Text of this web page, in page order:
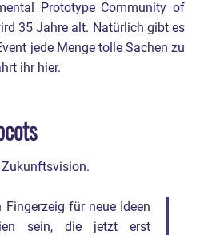
Prototype Community of
35 Jahre alt. Natürlich gibt es
jede Menge tolle Sachen zu
ihr hier.
Zukunftsvision.
sein, die jetzt erst